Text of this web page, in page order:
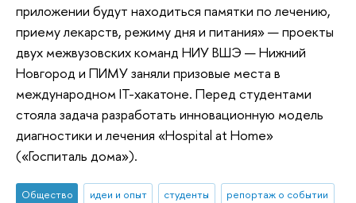
приложении будут находиться памятки по лечению,
приему лекарств, режиму дня и питания» — проекты
двух межвузовских команд НИУ ВШЭ — Нижний
Новгород и ПИМУ заняли призовые места в
международном IT-хакатоне. Перед студентами
стояла задача разработать инновационную модель
диагностики и лечения «Hospital at Home»
(«Госпиталь дома»).
Общество идеи и опыт студенты
репортаж о событии